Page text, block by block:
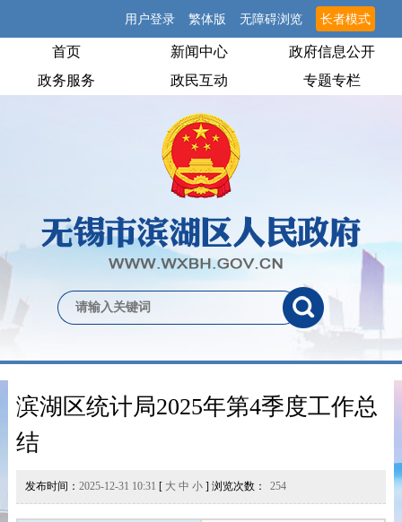
用户登录 繁体版 无障碍浏览 长者模式
首页 新闻中心
政府信息公开
政务服务
政民互动 专题专栏
滨湖区统计局2025年第4季度工作总
结
发布时间： 2025-12-31 10:31 [ 大 中 小] 浏览次数： 254